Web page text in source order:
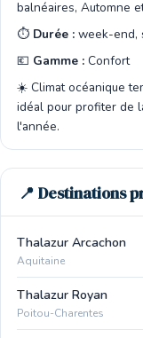
balnéaires, Automne
⏱️ Durée : week-end,
💶 Gamme : Confort
☀️ Climat océanique
idéal pour profiter de
l'année.
📍 Destinations
Thalazur Arcachon
Aquitaine
Thalazur Royan
Poitou-Charentes